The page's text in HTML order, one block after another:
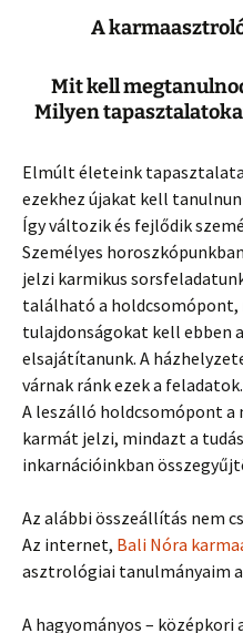
A
Mit kell
Milyen
Elmúlt életeink
ezekhez újakat kell
Így változik és fejlődik
Személyes
jelzi karmikus
található a
tulajdonságokat kell ebben
elsajátítanunk. A
várnak ránk ezek a feladatok.
A leszálló holdcsomópont
karmát jelzi, mindazt a
inkarnációinkban
Az alábbi összeállítás nem
Az internet, Bali Nóra
asztrológiai tanulmányaim
A hagyományos –